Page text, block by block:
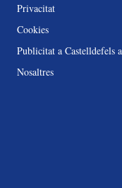
Privacitat
Cookies
Publicitat a Castelldefels
Nosaltres